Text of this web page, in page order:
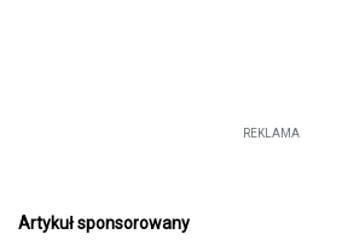
REKLAMA
Artykuł sponsorowany